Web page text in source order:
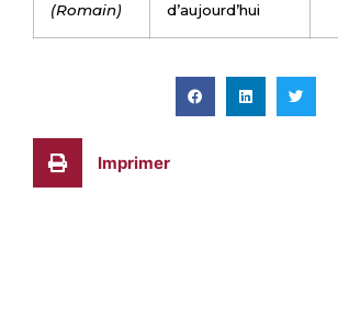
(Romain)
d’aujourd’hui
Imprimer